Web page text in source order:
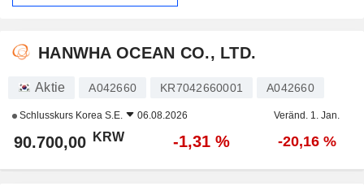
HANWHA OCEAN CO., LTD.
Aktie A042660 KR7042660001 A042660
Schlusskurs Korea S.E. 06.08.2026 Veränd. 1. Jan.
90.700,00 KRW -1,31 % -20,16 %